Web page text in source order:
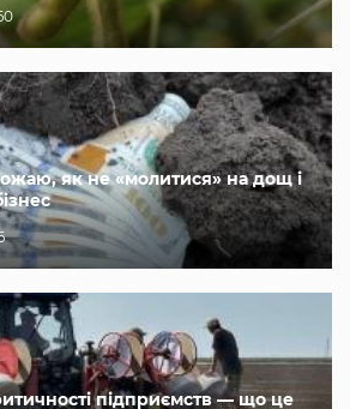
як не «молитися» на дощ і
підприємств — що це